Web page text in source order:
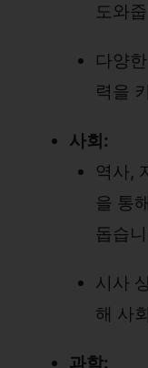
도와
다양
력을
사회:
역사,
을 통
돕습
시사
해 사
과학: